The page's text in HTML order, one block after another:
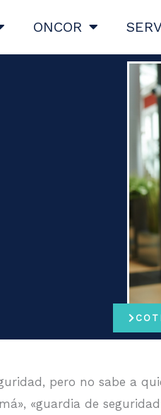
ONCOR
pero no sabe a
«guardia de